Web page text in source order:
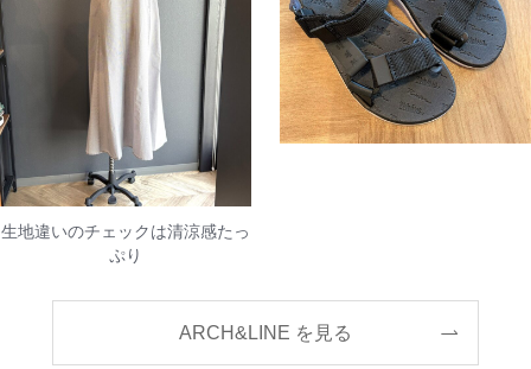
生地違いのチェックは清涼感たっ
ぷり
ARCH&LINE を見る